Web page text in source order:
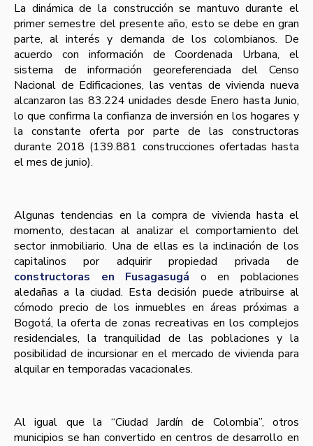
La dinámica de la construcción se mantuvo durante el
primer semestre del presente año, esto se debe en gran
parte, al interés y demanda de los colombianos. De
acuerdo con información de Coordenada Urbana, el
sistema de información georeferenciada del Censo
Nacional de Edificaciones, las ventas de vivienda nueva
alcanzaron las 83.224 unidades desde Enero hasta Junio,
lo que confirma la confianza de inversión en los hogares y
la constante oferta por parte de las constructoras
durante 2018 (139.881 construcciones ofertadas hasta
el mes de junio).
Algunas tendencias en la compra de vivienda hasta el
momento, destacan al analizar el comportamiento del
sector inmobiliario. Una de ellas es la inclinación de los
capitalinos por adquirir propiedad privada de
constructoras en Fusagasugá o en poblaciones
aledañas a la ciudad. Esta decisión puede atribuirse al
cómodo precio de los inmuebles en áreas próximas a
Bogotá, la oferta de zonas recreativas en los complejos
residenciales, la tranquilidad de las poblaciones y la
posibilidad de incursionar en el mercado de vivienda para
alquilar en temporadas vacacionales.
Al igual que la “Ciudad Jardín de Colombia”, otros
municipios se han convertido en centros de desarrollo en